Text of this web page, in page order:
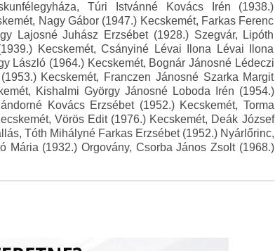
Túri Istvánné Kovács Irén (1938.)
Nagy Gábor (1947.) Kecskemét, Farkas Ferenc
Lajosné Juhász Erzsébet (1928.) Szegvár, Lipóth
Kecskemét, Csányiné Lévai Ilona Lévai Ilona
László (1964.) Kecskemét, Bognár Jánosné Lédeczi
Kecskemét, Franczen Jánosné Szarka Margit
Kishalmi György Jánosné Loboda Irén (1954.)
Kovács Erzsébet (1952.) Kecskemét, Torma
Vörös Edit (1976.) Kecskemét, Deák József
Tóth Mihályné Farkas Erzsébet (1952.) Nyárlőrinc,
Mária (1932.) Orgovány, Csorba János Zsolt (1968.)